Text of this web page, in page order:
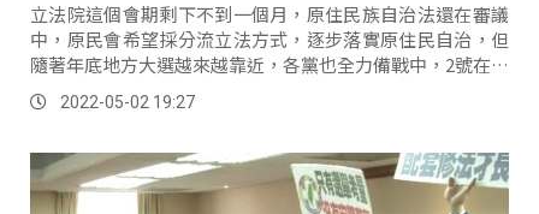
立法院這個會期剩下不到一個月，原住民族自治法還在審議
中，原民會希望採分流立法方式，逐步落實原住民自治，但
隨著年底地方大選越來越靠近，各黨也全力備戰中，2號在內
政委員會上，立委針對中選會地方制度法修改，提出成立原
住民族自治縣，中選會坦言，依照現行法律，恐怕是窒礙難
2022-05-02 19:27